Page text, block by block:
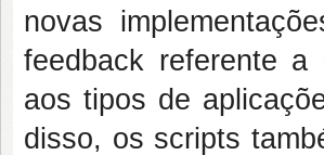
novas
feedback referente a
aos tipos de
disso, os scripts